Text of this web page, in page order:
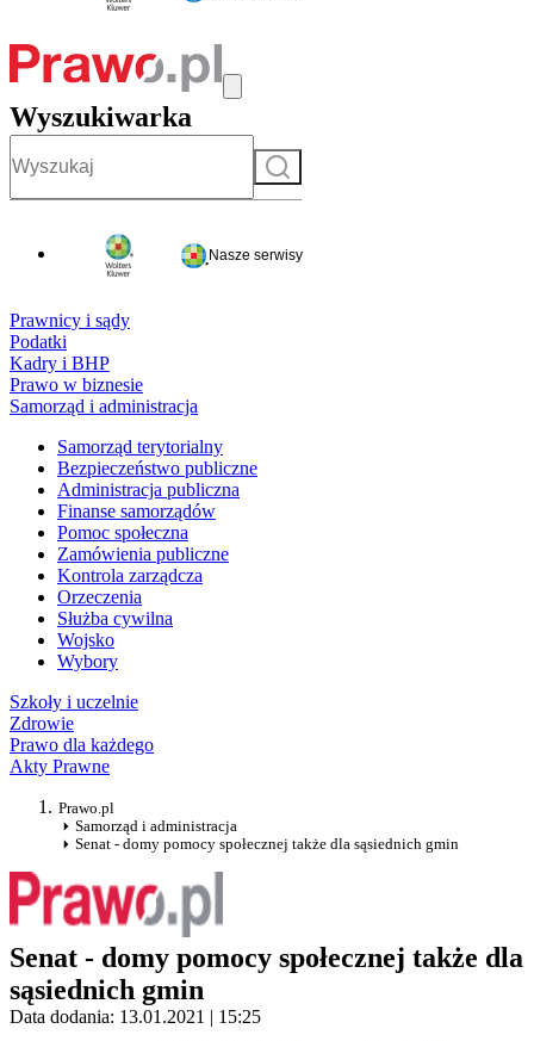
Wyszukiwarka
Szukaj
Nasze serwisy
Prawnicy i sądy
Podatki
Kadry i BHP
Prawo w biznesie
Samorząd i administracja
Samorząd terytorialny
Bezpieczeństwo publiczne
Administracja publiczna
Finanse samorządów
Pomoc społeczna
Zamówienia publiczne
Kontrola zarządcza
Orzeczenia
Służba cywilna
Wojsko
Wybory
Szkoły i uczelnie
Zdrowie
Prawo dla każdego
Akty Prawne
Prawo.pl
Samorząd i administracja
Senat - domy pomocy społecznej także dla sąsiednich gmin
Senat - domy pomocy społecznej także dla
sąsiednich gmin
Data dodania: 13.01.2021 | 15:25